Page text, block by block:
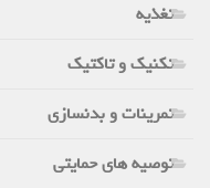
تغذیه
تکنیک و تاکتیک
تمرینات و بدنسازی
توصیه های حمایتی